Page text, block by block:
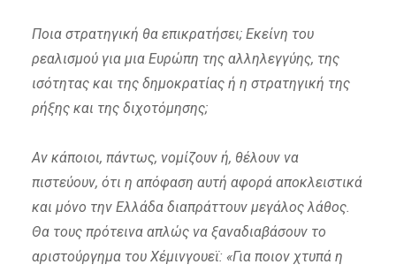
Ποια στρατηγική θα επικρατήσει; Εκείνη του
ρεαλισμού για μια Ευρώπη της αλληλεγγύης, της
ισότητας και της δημοκρατίας ή η στρατηγική της
ρήξης και της διχοτόμησης;
Αν κάποιοι, πάντως, νομίζουν ή, θέλουν να
πιστεύουν, ότι η απόφαση αυτή αφορά αποκλειστικά
και μόνο την Ελλάδα διαπράττουν μεγάλος λάθος.
Θα τους πρότεινα απλώς να ξαναδιαβάσουν το
αριστούργημα του Χέμινγουεϊ: «Για ποιον χτυπά η